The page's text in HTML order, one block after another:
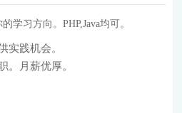
学习方向。PHP,Java均可。
实践机会。
。月薪优厚。